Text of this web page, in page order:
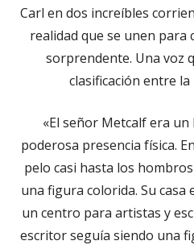
Carl en dos increíbles
realidad que se unen
sorprendente. Una voz
clasificación entre
«El señor Metcalf era
poderosa presencia física.
pelo casi hasta los
una figura colorida. Su casa
un centro para artistas y
escritor seguía siendo una